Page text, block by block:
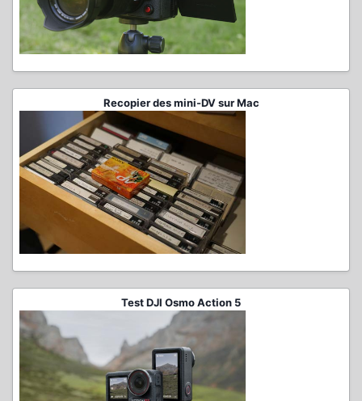
Recopier des mini-DV sur Mac
Test DJI Osmo Action 5